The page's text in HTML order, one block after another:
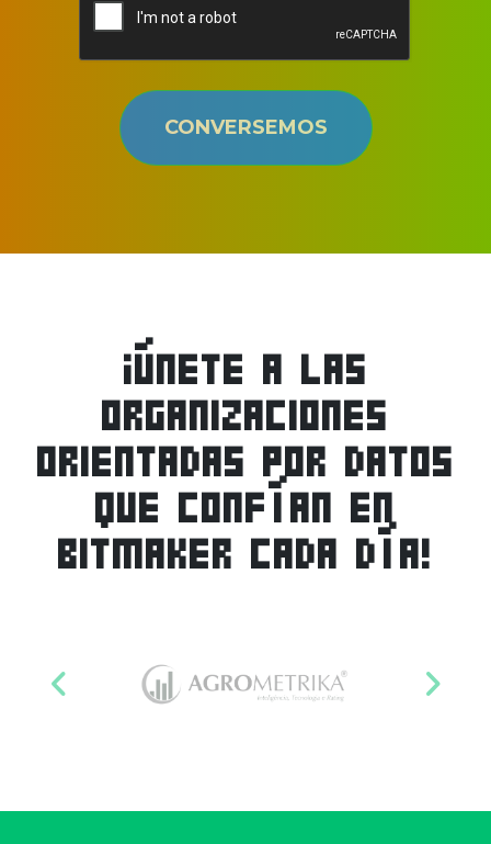
CONVERSEMOS
¡ÚNETE A LAS
ORGANIZACIONES
ORIENTADAS POR DATOS
QUE CONFÍAN EN
BITMAKER CADA DÍA!
Anterior